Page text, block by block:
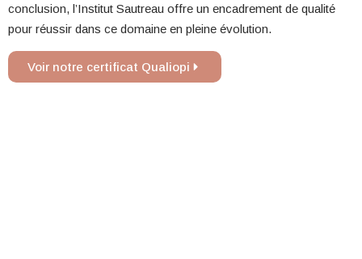
conclusion, l’Institut Sautreau offre un encadrement de qualité
pour réussir dans ce domaine en pleine évolution.
Voir notre certificat Qualiopi